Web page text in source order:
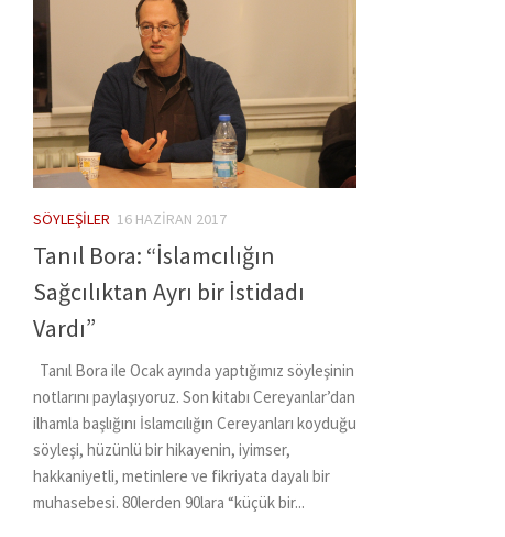
SÖYLEŞILER 16 HAZIRAN 2017
Tanıl Bora: “İslamcılığın
Sağcılıktan Ayrı bir İstidadı
Vardı”
Tanıl Bora ile Ocak ayında yaptığımız söyleşinin
notlarını paylaşıyoruz. Son kitabı Cereyanlar’dan
ilhamla başlığını İslamcılığın Cereyanları koyduğu
söyleşi, hüzünlü bir hikayenin, iyimser,
hakkaniyetli, metinlere ve fikriyata dayalı bir
muhasebesi. 80lerden 90lara “küçük bir...